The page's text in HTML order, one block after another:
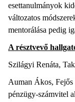
esettanulmányok
változatos
mentorálása pedig
A résztvevő
Szilágyi Renáta,
Auman Ákos,
pénzügy-számvitel